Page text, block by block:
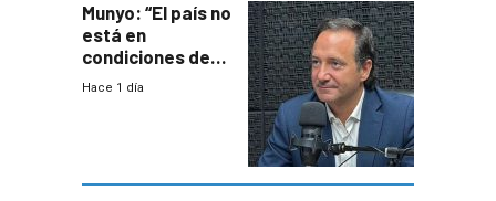
Munyo: “El país no
está en
condiciones de
enfrentar una
Hace 1 día